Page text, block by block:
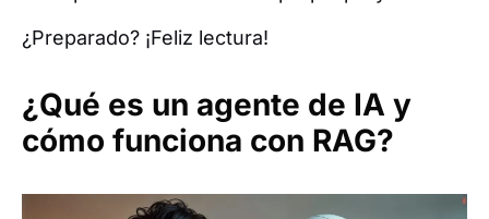
¿Preparado? ¡Feliz lectura!
¿Qué es un agente de IA y
cómo funciona con RAG?